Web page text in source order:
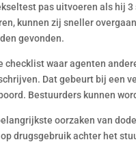
pas uitvoeren als hij
kunnen zij sneller
gevonden.
checklist waar agenten
Dat gebeurt bij een
Bestuurders kunnen
oorzaken van
drugsgebruik achter het